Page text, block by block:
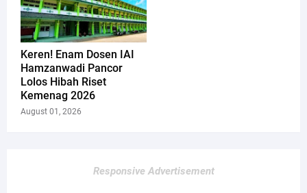
Keren! Enam Dosen IAI
Hamzanwadi Pancor
Lolos Hibah Riset
Kemenag 2026
August 01, 2026
Responsive Advertisement